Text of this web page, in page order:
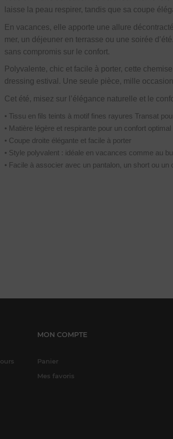
laisse la peau respirer, tandis que sa coupe
En vacances, elle apporte une allure
mer, un déjeuner en terrasse ou une soirée
sans compromis sur le confort.
Polyvalente, chic et facile à porter, cette
dressing estival. Une seule pièce, mille
Cet été, misez sur l’élégance naturelle et le
• Tissu en fils teints à motif fines rayures Transat
• Matière légère et respirante pour un confort optimal
• Coupe droite élégante et facile à porter
• Style polyvalent : idéale en vacances comme au
• Facile à associer avec un pantalon, un short ou un
MON COMPTE
Panier
Mes favoris